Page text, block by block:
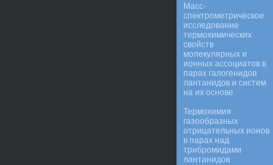
Масс-
спектрометрическое
исследование
термохимических
свойств
молекулярных и
ионных ассоциатов в
парах галогенидов
лантанидов и систем
на их основе
Термохимия
газообразных
отрицательных ионов
в парах над
трибромидами
лантанидов